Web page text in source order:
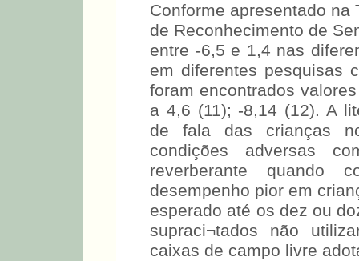
Conforme apresentado na
de Reconhecimento de
entre -6,5 e 1,4 nas
em diferentes pesquisas
foram encontrados
a 4,6 (11); -8,14 (12). A
de fala das crianças
condições adversas
reverberante quando
desempenho pior em
esperado até os dez ou
supraci¬tados não
caixas de campo livre